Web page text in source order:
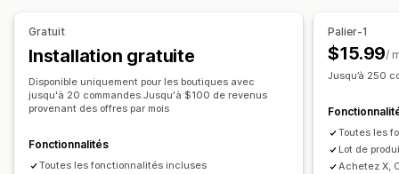
Produits physiques
Tarification fixe Tarification échelonnée
Seuils de quantités
Réductions en fonction de la quantité
Réductions forfaitaires
Réductions en pourcentage
Réductions de ventes incitatives
Réductions de ventes croisées
Tarification dynamique
Gestion des réductions
Outil d’édition Modèles
Localisation
Déclencheurs et règles
Analyses de données
Gratuit
Installation gratuite
Disponible uniquement pour les boutiques avec
jusqu'à 20 commandes.Jusqu'à $100 de revenus
provenant des offres par mois
Fonctionnalités
Toutes les fonctionnalités incluses
Palier-1
$15.99/
Jusqu’à 250
Toutes les
Lot de
Achetez X,